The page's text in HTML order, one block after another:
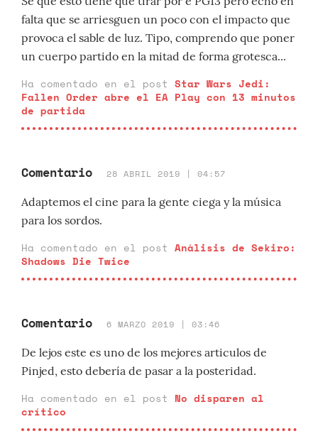
falta que se arriesguen un poco con el impacto que
provoca el sable de luz. Tipo, comprendo que poner
un cuerpo partido en la mitad de forma grotesca...
Ha comentado en el post Star Wars Jedi:
Fallen Order abre el EA Play con 13 minutos
de partida
Comentario 28 ABRIL 2019 | 04:57
Adaptemos el cine para la gente ciega y la música
para los sordos.
Ha comentado en el post Análisis de Sekiro:
Shadows Die Twice
Comentario 6 MARZO 2019 | 03:46
De lejos este es uno de los mejores articulos de
Pinjed, esto debería de pasar a la posteridad.
Ha comentado en el post No disparen al
crítico